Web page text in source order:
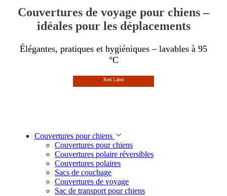
waschbar bis 95°C
Trockner geeignet
robust, strapazierfähig und langlebig
10 Jahre Herstellergarantie
... kompakte Hundedecke mit Thermo-
Komfortpolsterung zum zusammenrollen ...
Manufakturqualität
Couvertures de voyage pour chiens –
idéales pour les déplacements
Élégantes, pratiques et hygiéniques – lavables à 95
°C
Red Label
Couvertures pour chiens
Couvertures pour chiens
Couvertures polaire réversibles
Couvertures polaires
Sacs de couchage
Couvertures de voyage
Sac de transport pour chiens